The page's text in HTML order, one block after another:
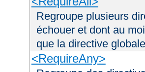
Regroupe plusieurs
échouer et dont au
que la directive
<RequireAny>